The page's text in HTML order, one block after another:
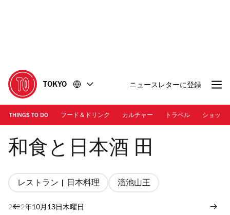
に
移
動
移
動
TOKYO ニュースレターに登録
THINGS TO DO フード＆ドリンク カルチャー トラベル ショッピ
画像提供：和食と日本酒 田
和食と日本酒 田
レストラン | 日本料理 溜池山王
2022年10月13日木曜日